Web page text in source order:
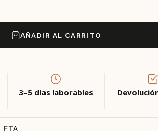
AÑADIR AL CARRITO
3–5 días laborables